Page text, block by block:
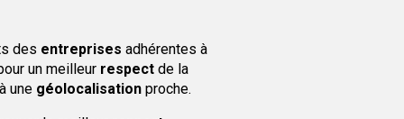
des entreprises adhérentes à
un meilleur respect de la
une géolocalisation proche.